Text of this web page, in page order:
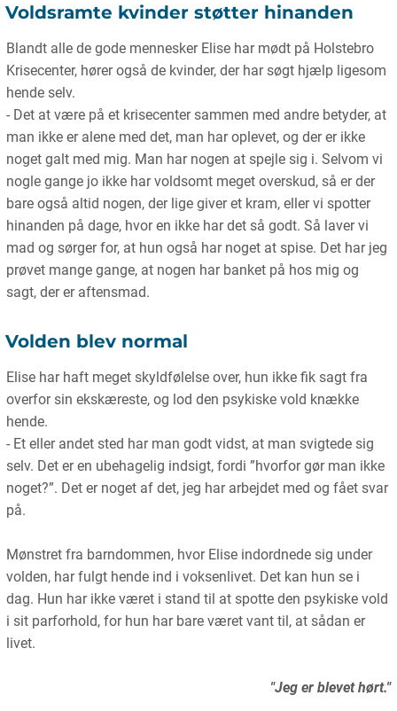
Voldsramte kvinder støtter hinanden
Blandt alle de gode mennesker Elise har mødt på Holstebro
Krisecenter, hører også de kvinder, der har søgt hjælp ligesom
hende selv.
- Det at være på et krisecenter sammen med andre betyder, at
man ikke er alene med det, man har oplevet, og der er ikke
noget galt med mig. Man har nogen at spejle sig i. Selvom vi
nogle gange jo ikke har voldsomt meget overskud, så er der
bare også altid nogen, der lige giver et kram, eller vi spotter
hinanden på dage, hvor en ikke har det så godt. Så laver vi
mad og sørger for, at hun også har noget at spise. Det har jeg
prøvet mange gange, at nogen har banket på hos mig og
sagt, der er aftensmad.
Volden blev normal
Elise har haft meget skyldfølelse over, hun ikke fik sagt fra
overfor sin ekskæreste, og lod den psykiske vold knække
hende.
- Et eller andet sted har man godt vidst, at man svigtede sig
selv. Det er en ubehagelig indsigt, fordi ”hvorfor gør man ikke
noget?”. Det er noget af det, jeg har arbejdet med og fået svar
på.
Mønstret fra barndommen, hvor Elise indordnede sig under
volden, har fulgt hende ind i voksenlivet. Det kan hun se i
dag. Hun har ikke været i stand til at spotte den psykiske vold
i sit parforhold, for hun har bare været vant til, at sådan er
livet.
"Jeg er blevet hørt."